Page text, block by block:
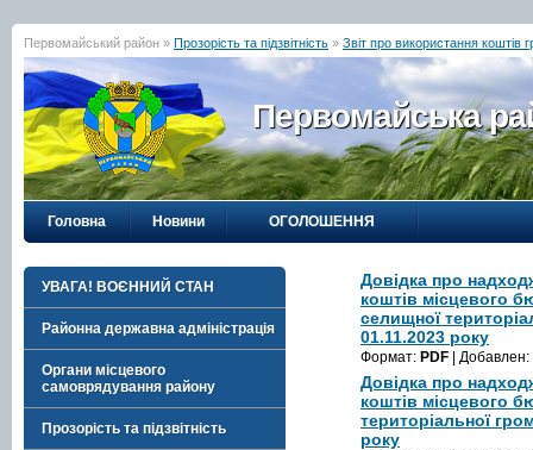
Первомайський район » Прозорість та підзвітність » Звіт про використання коштів
Первомайська
Головна Новини ОГОЛОШЕННЯ
УВАГА! ВОЄННИЙ СТАН
Районна державна адміністрація
Органи місцевого
самоврядування району
Прозорість та підзвітність
Довідка про
коштів місцевого
селищної
01.11.2023 року
Формат: PDF | Добавлен:
Довідка про
коштів місцевого
територіальної
року